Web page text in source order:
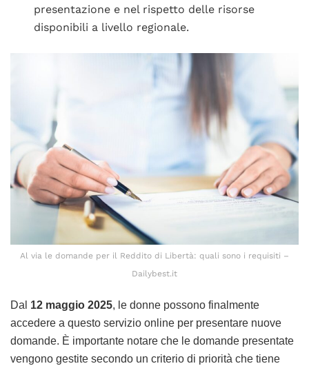
presentazione e nel rispetto delle risorse
disponibili a livello regionale.
Al via le domande per il Reddito di Libertà: quali sono i requisiti –
Dailybest.it
Dal 12 maggio 2025, le donne possono finalmente
accedere a questo servizio online per presentare nuove
domande. È importante notare che le domande presentate
vengono gestite secondo un criterio di priorità che tiene